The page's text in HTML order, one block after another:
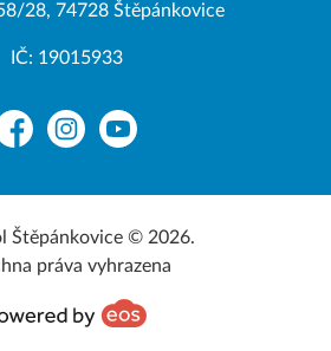
28, 74728 Štěpánkovice
IČ: 19015933
InstagramYouTube
Štěpánkovice © 2026.
práva vyhrazena